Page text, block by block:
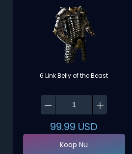
6 Link Belly of the Beast
99.99 USD
Koop Nu